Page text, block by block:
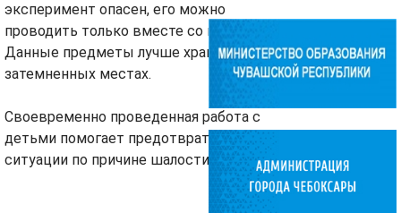
эксперимент опасен, его можно
проводить только вместе со взрослыми.
Данные предметы лучше хранить в
затемненных местах.
Своевременно проведенная работа с
детьми помогает предотвратить опасные
ситуации по причине шалости детей.